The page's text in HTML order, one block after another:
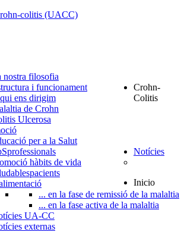
nostra filosofia
i funcionament
ens dirigim
Crohn-
Colitis
de Crohn
Ulcerosa
per a la Salut
professionals
hàbits de vida
pacients
... en la fase de remissió de la malaltia
... en la fase activa de la malaltia
Notícies
UA-CC
externas
Inicio